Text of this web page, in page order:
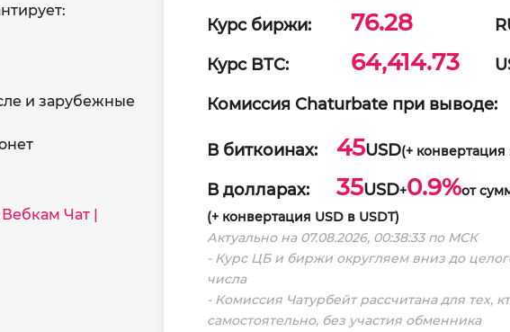
и зарубежные
Вебкам Чат |
Курс биржи:
76.28
Курс BTC:
64,414.73
Комиссия Chaturbate при выводе:
В биткоинах: 45USD(+ конвертация
В долларах: 35USD+0.9%от
(+ конвертация USD в USDT)
Актуально на 07.08.2026, 00:38:33 по МСК
- Курс ЦБ и биржи округляем вниз до
числа
- Комиссия Чатурбейт рассчитана для тех,
самостоятельно, без участия обменника